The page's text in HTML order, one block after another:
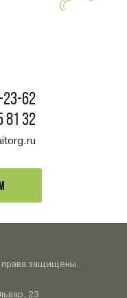
23-62
81 32
защищены.
23